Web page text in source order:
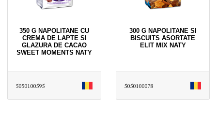
350 G NAPOLITANE CU
CREMA DE LAPTE SI
GLAZURA DE CACAO
SWEET MOMENTS NATY
5050100595
300 G NAPOLITANE SI
BISCUITS ASORTATE
ELIT MIX NATY
5050100078